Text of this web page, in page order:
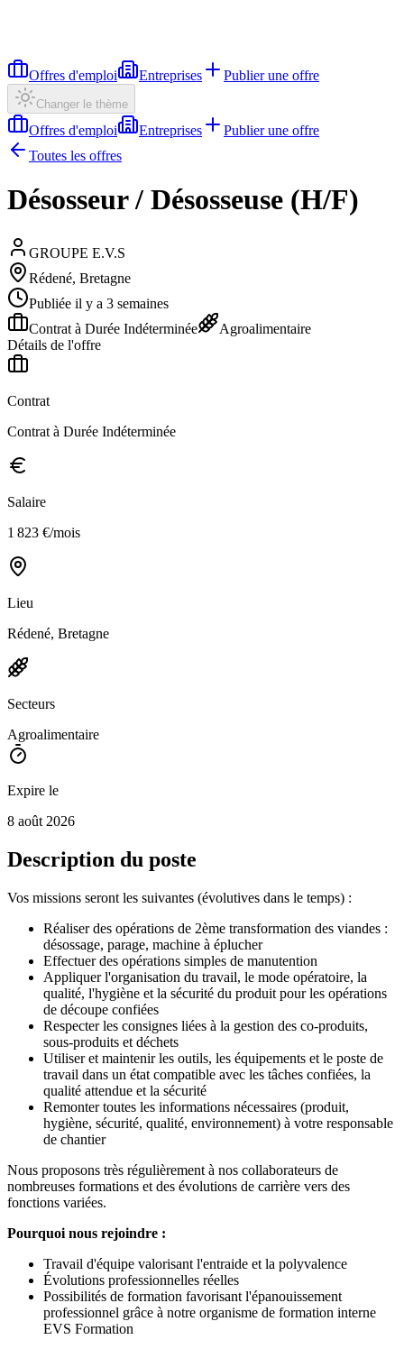
Offres d'emploi Entreprises Publier une offre
Changer le thème
Offres d'emploi Entreprises
Publier une offre
Toutes les offres
Désosseur / Désosseuse (H/F)
GROUPE E.V.S
Rédené, Bretagne
Publiée il y a 3 semaines
Contrat à Durée Indéterminée
Agroalimentaire
Détails de l'offre
Contrat
Contrat à Durée Indéterminée
Salaire
1 823 €/mois
Lieu
Rédené, Bretagne
Secteurs
Agroalimentaire
Expire le
8 août 2026
Description du poste
Vos missions seront les suivantes (évolutives dans le temps) :
Réaliser des opérations de 2ème transformation des viandes :
désossage, parage, machine à éplucher
Effectuer des opérations simples de manutention
Appliquer l'organisation du travail, le mode opératoire, la
qualité, l'hygiène et la sécurité du produit pour les opérations
de découpe confiées
Respecter les consignes liées à la gestion des co-produits,
sous-produits et déchets
Utiliser et maintenir les outils, les équipements et le poste de
travail dans un état compatible avec les tâches confiées, la
qualité attendue et la sécurité
Remonter toutes les informations nécessaires (produit,
hygiène, sécurité, qualité, environnement) à votre responsable
de chantier
Nous proposons très régulièrement à nos collaborateurs de
nombreuses formations et des évolutions de carrière vers des
fonctions variées.
Pourquoi nous rejoindre :
Travail d'équipe valorisant l'entraide et la polyvalence
Évolutions professionnelles réelles
Possibilités de formation favorisant l'épanouissement
professionnel grâce à notre organisme de formation interne
EVS Formation